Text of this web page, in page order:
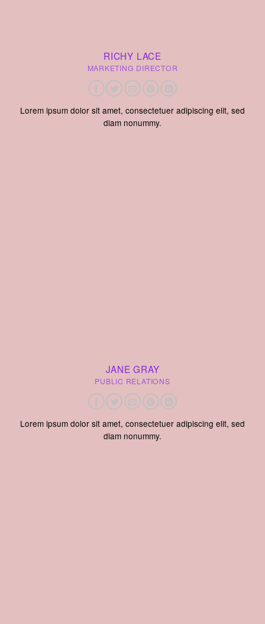
RICHY LACE
MARKETING DIRECTOR
Lorem ipsum dolor sit amet, consectetuer adipiscing elit, sed
diam nonummy.
JANE GRAY
PUBLIC RELATIONS
Lorem ipsum dolor sit amet, consectetuer adipiscing elit, sed
diam nonummy.